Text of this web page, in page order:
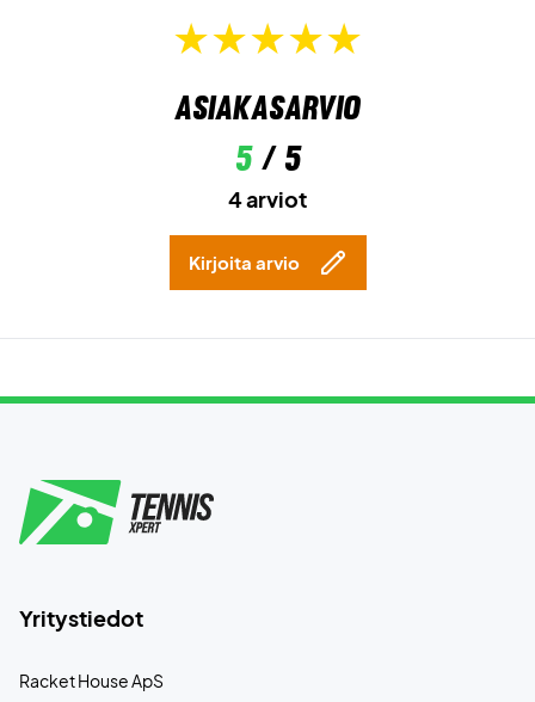
Asiakasarvio
5/ 5
4 arviot
Kirjoita arvio
Yritystiedot
Racket House ApS